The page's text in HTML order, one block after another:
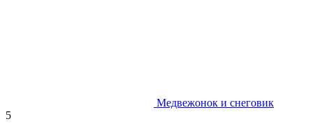
Медвежонок и снеговик
5